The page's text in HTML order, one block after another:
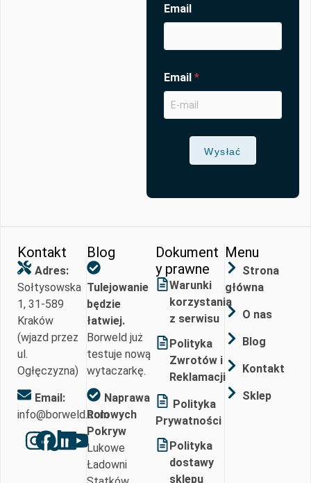
Email
Email*
Wysłać
Kontakt
Adres:
Sołtysowska
1, 31-589
Kraków
(wjazd przez
ul.
Ogłęczyzna)
Email:
info@borweld.com
Blog
Tulejowanie
będzie
łatwiej.
Borweld już
testuje nową
wytaczarkę.
Naprawa
Rolowych
Pokryw
Lukowe
Ładowni
Dokument
y prawne
Warunki
korzystania
z serwisu
Polityka
Zwrotów i
Reklamacji
Polityka
Prywatności
Polityka
dostawy
sklepu
Menu
Strona
główna
O nas
Blog
Kontakt
Sklep